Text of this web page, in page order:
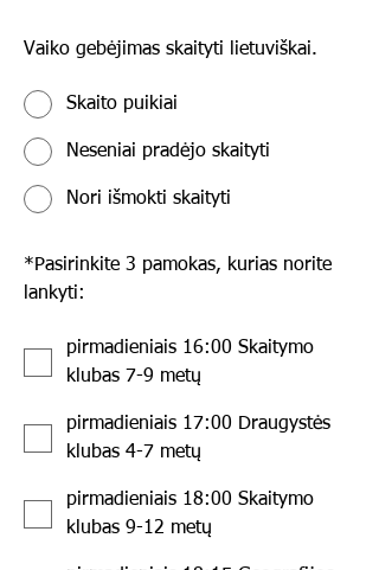
Vaiko gebėjimas skaityti lietuviškai.
Skaito puikiai
Neseniai pradėjo skaityti
Nori išmokti skaityti
*Pasirinkite 3 pamokas, kurias norite
lankyti:
pirmadieniais 16:00 Skaitymo
klubas 7-9 metų
pirmadieniais 17:00 Draugystės
klubas 4-7 metų
pirmadieniais 18:00 Skaitymo
klubas 9-12 metų